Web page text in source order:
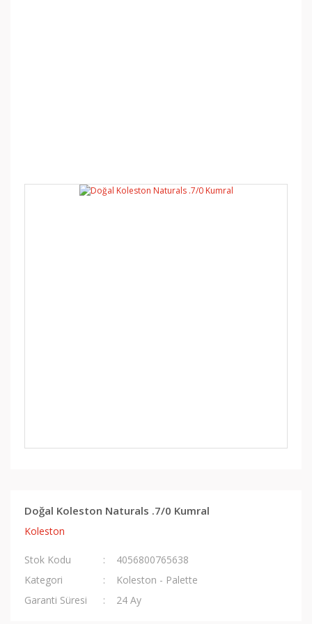
Doğal Koleston Naturals .7/0 Kumral
Koleston
Stok Kodu
4056800765638
Kategori
Koleston - Palette
Garanti Süresi
24 Ay